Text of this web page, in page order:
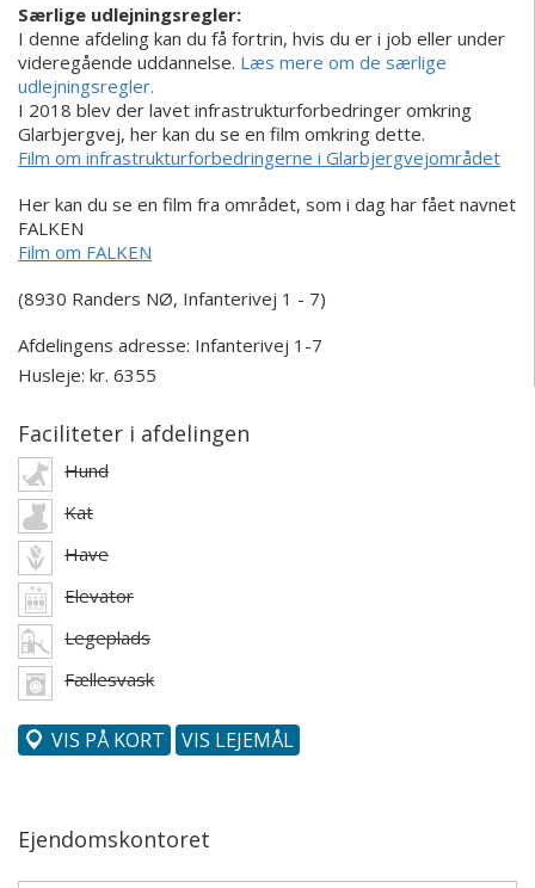
Særlige udlejningsregler:
I denne afdeling kan du få fortrin, hvis du er i job eller under
videregående uddannelse. Læs mere om de særlige
udlejningsregler.
I 2018 blev der lavet infrastrukturforbedringer omkring
Glarbjergvej, her kan du se en film omkring dette.
Film om infrastrukturforbedringerne i Glarbjergvejområdet
Her kan du se en film fra området, som i dag har fået navnet
FALKEN
Film om FALKEN
(8930 Randers NØ, Infanterivej 1 - 7)
Afdelingens adresse: Infanterivej 1-7
Husleje: kr. 6355
Faciliteter i afdelingen
Hund
Kat
Have
Elevator
Legeplads
Fællesvask
VIS PÅ KORT VIS LEJEMÅL
Ejendomskontoret